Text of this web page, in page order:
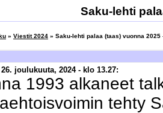
Saku-lehti
» Viestit 2024 » Saku-lehti palaa (taas) vuonna
joulukuuta, 2024 - klo 13.27:
1993 alkaneet
tehty